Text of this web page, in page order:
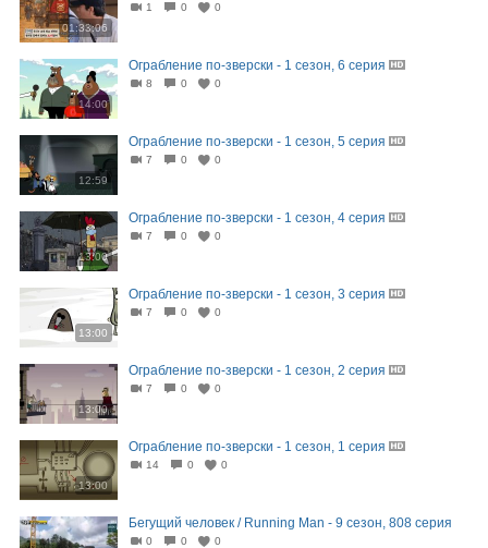
01:33:06
1 0 0
14:00
Ограбление по-зверски - 1 сезон, 6 серия
8 0 0
12:59
Ограбление по-зверски - 1 сезон, 5 серия
7 0 0
13:00
Ограбление по-зверски - 1 сезон, 4 серия
7 0 0
13:00
Ограбление по-зверски - 1 сезон, 3 серия
7 0 0
13:00
Ограбление по-зверски - 1 сезон, 2 серия
7 0 0
13:00
Ограбление по-зверски - 1 сезон, 1 серия
14 0 0
Бегущий человек / Running Man - 9 сезон, 808 серия
0 0 0